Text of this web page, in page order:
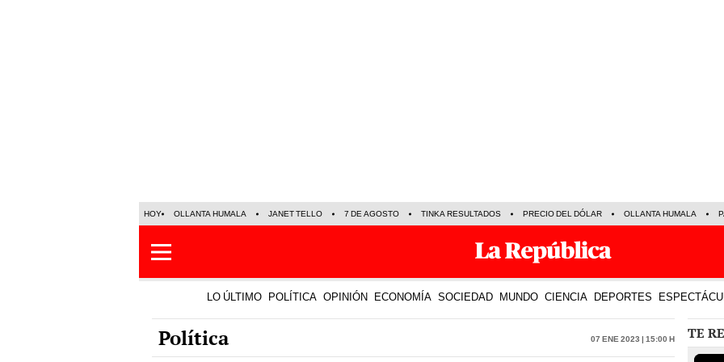
HOY OLLANTA HUMALA JANET TELLO 7 DE AGOSTO TINKA RESULTADOS PRECIO DEL DÓLAR OLLANTA HUMALA
LO ÚLTIMO POLÍTICA OPINIÓN ECONOMÍA SOCIEDAD MUNDO CIENCIA DEPORTES
Política 07 Ene 2023 | 15:00 h TE